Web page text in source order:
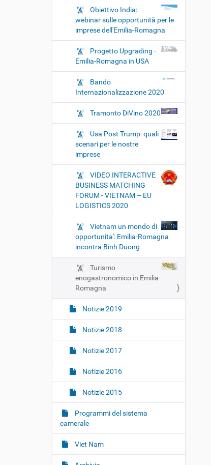
Obiettivo India:
webinar sulle opportunità per le
imprese dell'Emilia-Romagna
Progetto Upgrading -
Emilia-Romagna in USA
Bando
Internazionalizzazione 2020
Tramonto DiVino 2020
Usa Post Trump: quali
scenari per le nostre
imprese
VIDEO INTERACTIVE
BUSINESS MATCHING
FORUM - VIETNAM – EU
LOGISTICS 2020
Vietnam un mondo di
opportunita': Emilia-Romagna
incontra Binh Duong
Turismo
enogastronomico in Emilia-
Romagna
Notizie 2019
Notizie 2018
Notizie 2017
Notizie 2016
Notizie 2015
Programmi del sistema
camerale
Viet Nam